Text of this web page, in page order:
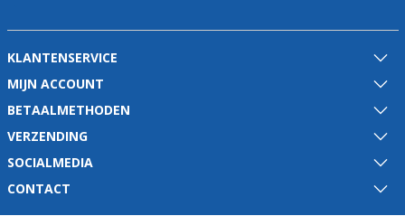
KLANTENSERVICE
MIJN ACCOUNT
BETAALMETHODEN
VERZENDING
SOCIALMEDIA
CONTACT